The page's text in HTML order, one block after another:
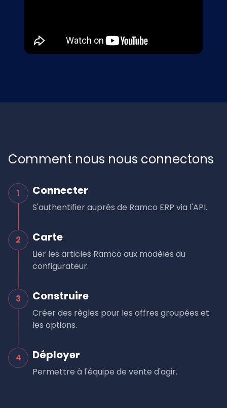
Comment nous nous connectons
1 Connecter
S'authentifier auprès de Ramco ERP via l'API.
2 Carte
Lier les articles Ramco aux modèles du
configurateur.
3 Construire
Créer des règles pour les offres groupées et
les options.
4 Déployer
Permettre à l'équipe de vente d'agir.